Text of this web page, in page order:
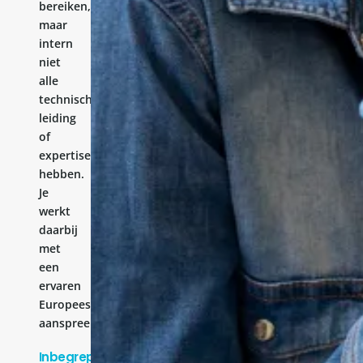
bereiken,
maar
intern
niet
alle
technische
leiding
of
expertise
hebben.
Je
werkt
daarbij
met
een
ervaren
Europees
aanspreekpunt.
Inbegrepen